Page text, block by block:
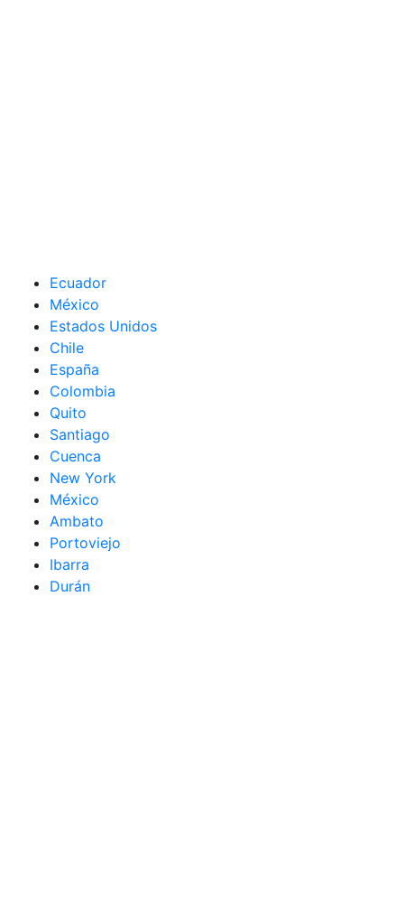
Ecuador
México
Estados Unidos
Chile
España
Colombia
Quito
Santiago
Cuenca
New York
México
Ambato
Portoviejo
Ibarra
Durán